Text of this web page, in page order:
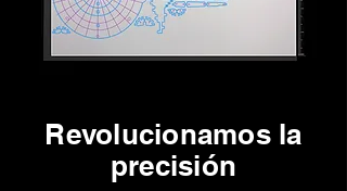
Revolucionamos la
precisión